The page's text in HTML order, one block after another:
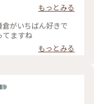
もっとみる
てますね
もっとみる